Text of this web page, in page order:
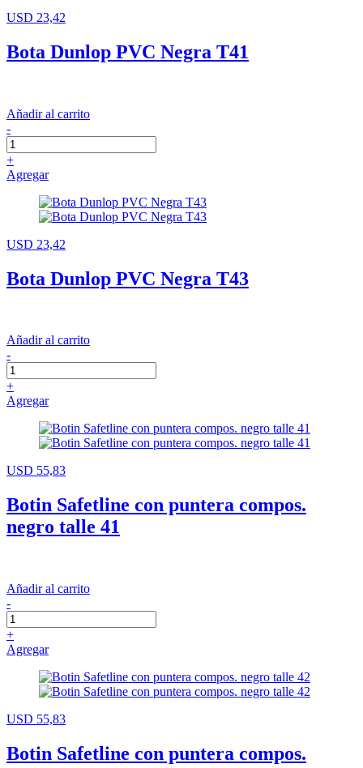
USD 23,42
Bota Dunlop PVC Negra T41
Añadir al carrito
-
+
Agregar
USD 23,42
Bota Dunlop PVC Negra T43
Añadir al carrito
-
+
Agregar
USD 55,83
Botin Safetline con puntera compos.
negro talle 41
Añadir al carrito
-
+
Agregar
USD 55,83
Botin Safetline con puntera compos.